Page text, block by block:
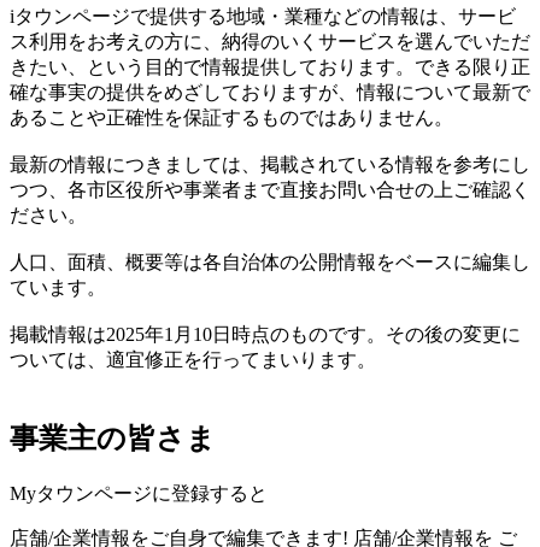
iタウンページで提供する地域・業種などの情報は、サービ
ス利用をお考えの方に、納得のいくサービスを選んでいただ
きたい、という目的で情報提供しております。できる限り正
確な事実の提供をめざしておりますが、情報について最新で
あることや正確性を保証するものではありません。
最新の情報につきましては、掲載されている情報を参考にし
つつ、各市区役所や事業者まで直接お問い合せの上ご確認く
ださい。
人口、面積、概要等は各自治体の公開情報をベースに編集し
ています。
掲載情報は2025年1月10日時点のものです。その後の変更に
ついては、適宜修正を行ってまいります。
事業主の皆さま
Myタウンページに登録すると
店舗/企業情報をご自身で編集できます! 店舗/企業情報を ご